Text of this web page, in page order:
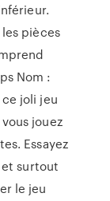
pièces
Nom :
joli jeu
jouez
Essayez
surtout
le jeu